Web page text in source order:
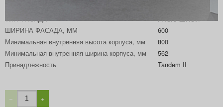
ТИП ФАСАДА
РАСПАШНОЙ
ШИРИНА ФАСАДА, ММ
600
Минимальная внутренняя высота корпуса, мм
800
Минимальная внутренняя ширина корпуса, мм
562
Принадлежность
Tandem II
− +